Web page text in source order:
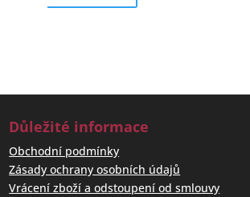
Důležité informace
Obchodní podmínky
Zásady ochrany osobních údajů
Vrácení zboží a odstoupení od smlouvy